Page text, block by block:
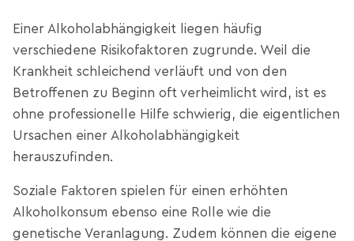
Einer Alkoholabhängigkeit liegen häufig
verschiedene Risikofaktoren zugrunde. Weil die
Krankheit schleichend verläuft und von den
Betroffenen zu Beginn oft verheimlicht wird, ist es
ohne professionelle Hilfe schwierig, die eigentlichen
Ursachen einer Alkoholabhängigkeit
herauszufinden.
Soziale Faktoren spielen für einen erhöhten
Alkoholkonsum ebenso eine Rolle wie die
genetische Veranlagung. Zudem können die eigene